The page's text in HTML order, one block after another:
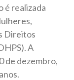
é realizada
Direitos
A
de dezembro,